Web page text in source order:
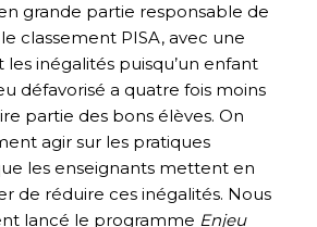
grande partie responsable de
classement PISA, avec une
inégalités puisqu’un enfant
défavorisé a quatre fois moins
partie des bons élèves. On
agir sur les pratiques
les enseignants mettent en
de réduire ces inégalités. Nous
lancé le programme Enjeu